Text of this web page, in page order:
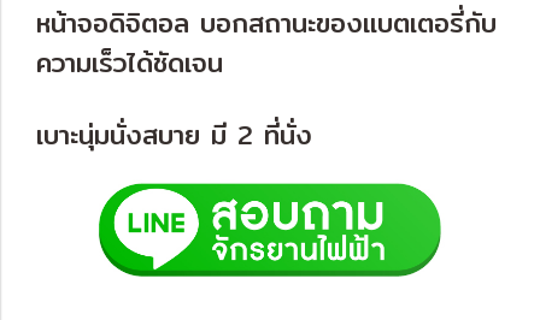
หน้าจอดิจิตอล บอกสถานะของแบตเตอรี่กับ
ความเร็วได้ชัดเจน
เบาะนุ่มนั่งสบาย มี 2 ที่นั่ง